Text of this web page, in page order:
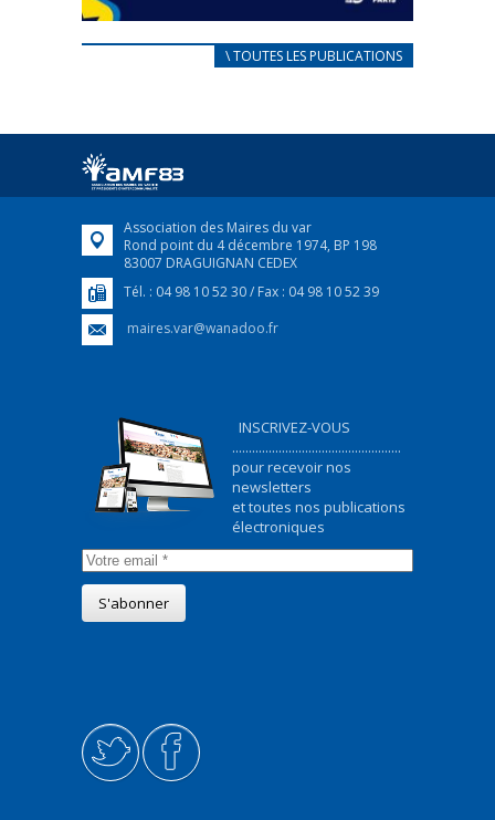
CARNET D’ACCUEIL
Afin d’accompagner au mieux les réfugiés
FEUILLETER
\ TOUTES LES PUBLICATIONS
Association des Maires du var
Rond point du 4 décembre 1974, BP 198
83007 DRAGUIGNAN CEDEX
Tél. : 04 98 10 52 30 / Fax : 04 98 10 52 39
maires.var@wanadoo.fr
INSCRIVEZ-VOUS
...................................................
pour recevoir nos
newsletters
et toutes nos publications
électroniques